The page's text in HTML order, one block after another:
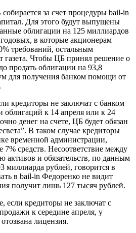
за счет процедуры bail-in
Для этого будут выпущены
облигации на 125 миллиардов
в которые акционерам
требований, остальным
газета. Чтобы ЦБ принял решение о
продать облигации на 93,8
для получения банком помощи от
кредиторы не заключат с банком
облигаций к 14 апреля или к 24
денег на счете, ЦБ будет обязан
В таком случае кредиторы
временной администрации,
7% средств. Несоответствие между
активов и обязательств, по данным
миллиарда рублей, говорится в
в bail-in Федоренко не видит
получит лишь 127 тысяч рублей.
если кредиторы не заключат с
к середине апреля, у
лицензия.